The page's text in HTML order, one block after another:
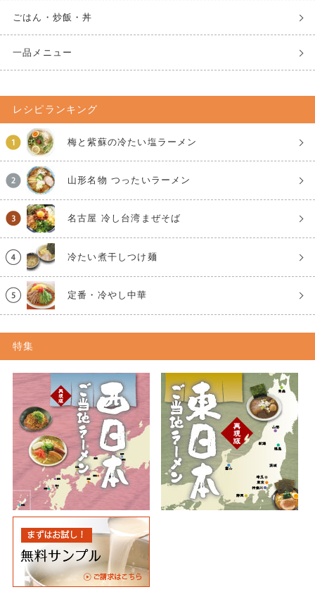
ごはん・炒飯・丼
一品メニュー
レシピランキング
梅と紫蘇の冷たい塩ラーメン
山形名物 つったいラーメン
名古屋 冷し台湾まぜそば
冷たい煮干しつけ麺
定番・冷やし中華
特集